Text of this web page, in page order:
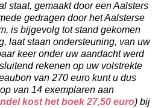
staat, gemaakt door een Aalsters
gedragen door het Aalsterse
is bijgevolg tot stand gekomen
laat staan ondersteuning, van uw
keer onder uw aandacht werd
rekenen op uw volstrekte
van 270 euro kunt u dus
van 14 exemplaren aan
kost het boek 27,50 euro) bij